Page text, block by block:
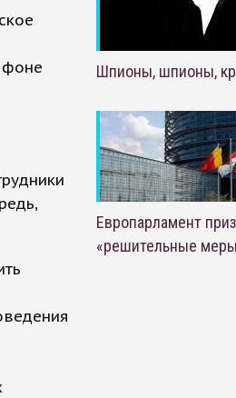
фоне
Шпионы, шпионы,
Европарламент
«решительные